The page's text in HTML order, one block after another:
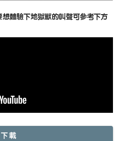
體驗下地獄獸的叫聲可參考下方
下載